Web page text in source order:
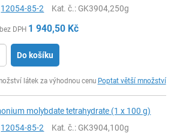
12054-85-2 Kat. č.: GK3904,250g
DPH 1 940,50 Kč
Do košíku
látek za výhodnou cenu Poptat větší množství
molybdate tetrahydrate (1 x 100 g)
12054-85-2 Kat. č.: GK3904,100g